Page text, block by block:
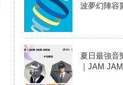
波夢幻陣容
夏日最強音
｜JAM